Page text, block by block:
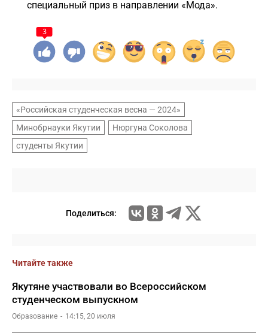
специальный приз в направлении «Мода».
3
«Российская студенческая весна — 2024»
Минобрнауки Якутии
Нюргуна Соколова
студенты Якутии
Поделиться:
Читайте также
Якутяне участвовали во Всероссийском
студенческом выпускном
Образование 14:15, 20 июля